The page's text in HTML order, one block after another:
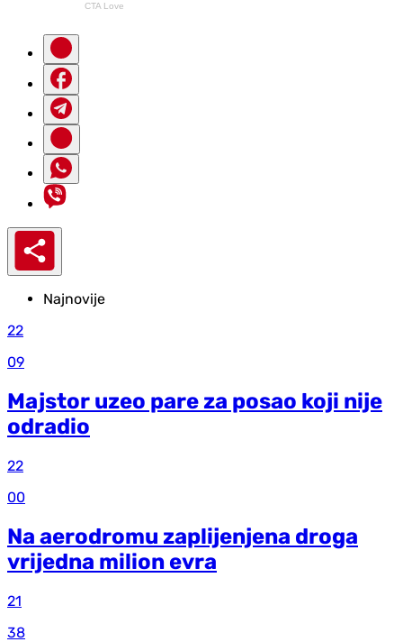
Najnovije
22
09
Majstor uzeo pare za posao koji nije
odradio
22
00
Na aerodromu zaplijenjena droga
vrijedna milion evra
21
38